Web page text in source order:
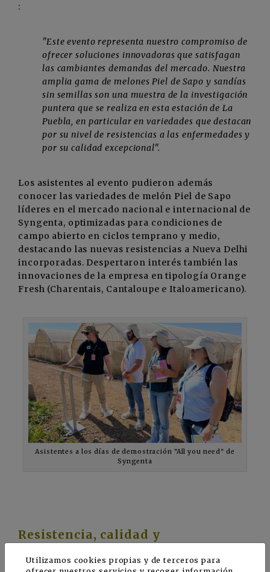
:
"Este evento representa nuestro compromiso de
ofrecer soluciones innovadoras que satisfagan
las cambiantes demandas del mercado. Nuestra
amplia gama de melones Piel de Sapo y sandías
sin semillas son una muestra de la investigación
puntera que se realiza en esta estación de La
Puebla, en particular en variedades que destacan
por su nivel de resistencias a las enfermedades y
por su calidad excepcional".
Los asistentes al evento pudieron además
conocer las variedades de melón Piel de Sapo
líderes en el mercado nacional e internacional de
Syngenta, optimizadas para condiciones de
campo abierto en ciclos temprano y medio,
destacando las nuevas resistencias a Nueva Delhi
incorporadas. Despertaron interés también las
innovaciones de la empresa en tipología Orange
Fresh (Charentais, Cantaloupe e Italoamericano).
Asistentes a los días de demostración "All you need" de
Syngenta
Resistencia, calidad y
actual
Utilizamos cookies propias y de terceros para